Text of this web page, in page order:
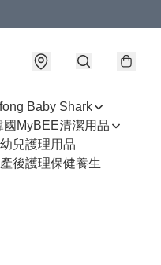
Baby Shark
國MyBEE清潔用品
兒護理用品
後護理保健養生